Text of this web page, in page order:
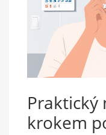
Praktický
krokem